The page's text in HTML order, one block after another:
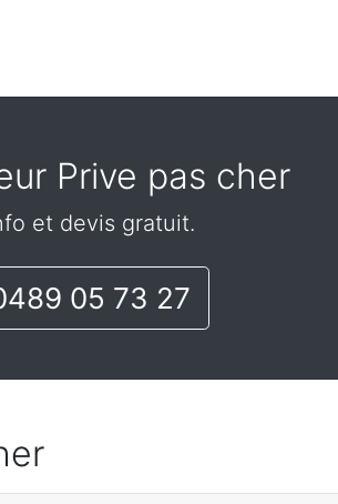
Prive pas cher
et devis gratuit.
05 73 27